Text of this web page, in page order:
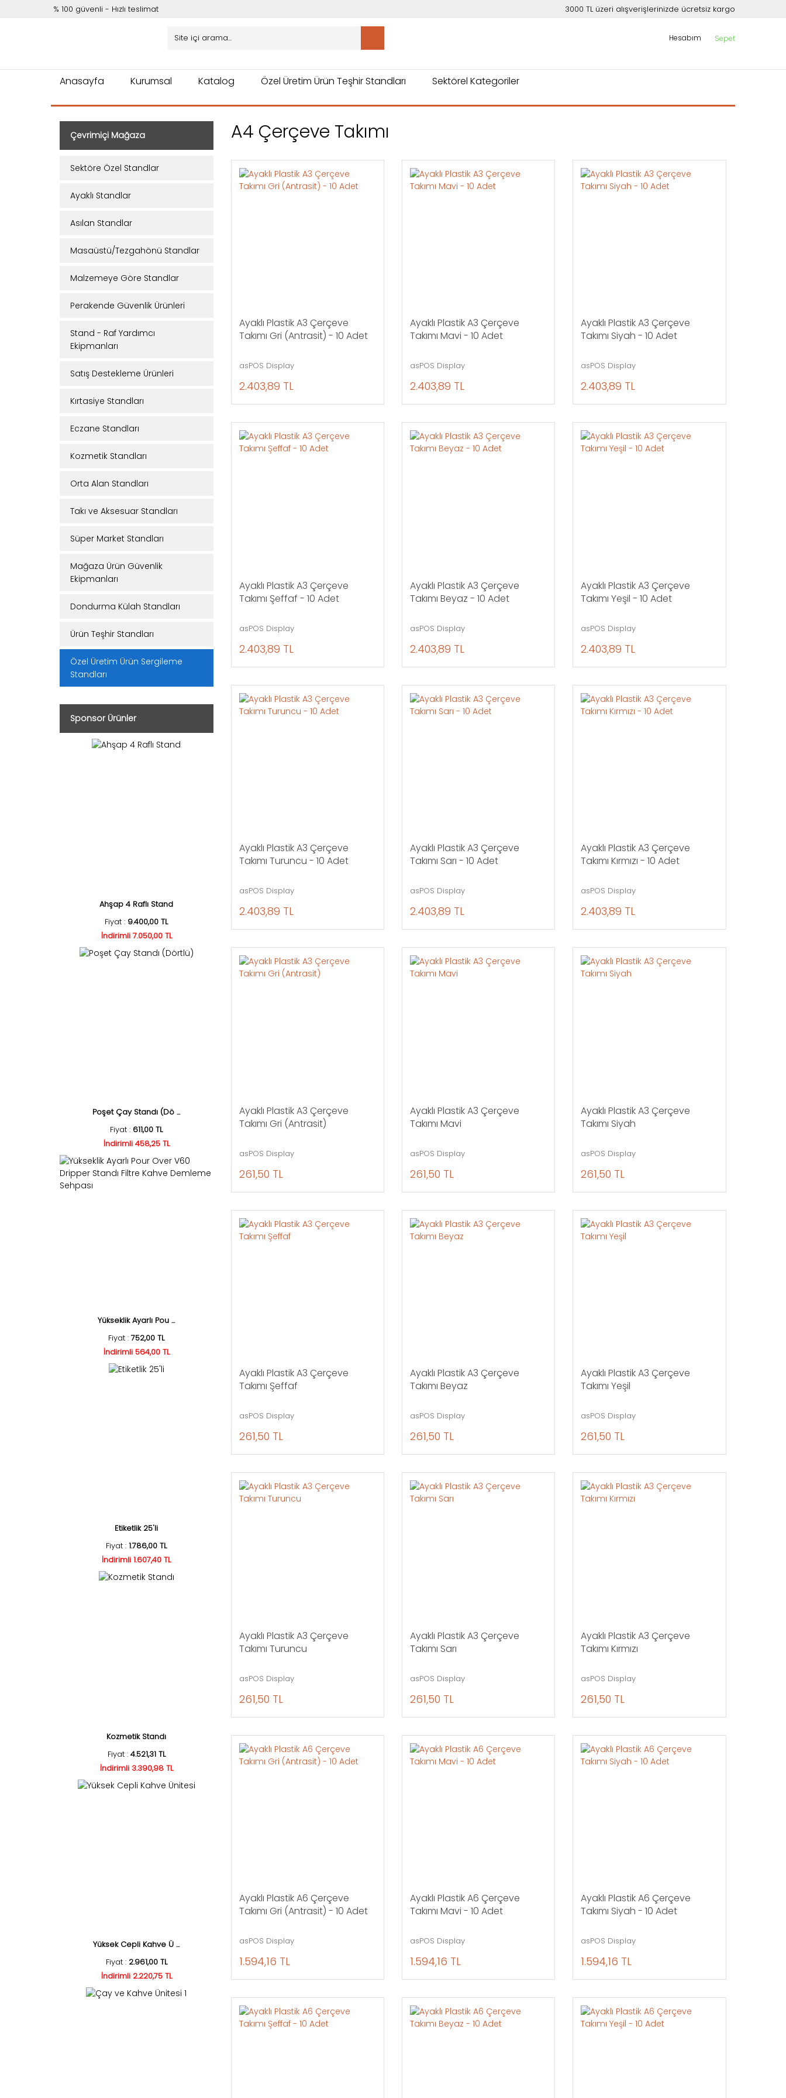
% 100 güvenli - Hızlı teslimat 3000 TL üzeri alışverişlerinizde ücretsiz kargo
Hesabım Sepet
Anasayfa Kurumsal Katalog Özel Üretim Ürün Teşhir Standları Sektörel Kategoriler
Çevrimiçi Mağaza
Sektöre Özel Standlar
Ayaklı Standlar
Asılan Standlar
Masaüstü/Tezgahönü Standlar
Malzemeye Göre Standlar
Perakende Güvenlik Ürünleri
Stand - Raf Yardımcı
Ekipmanları
Satış Destekleme Ürünleri
Kırtasiye Standları
Eczane Standları
Kozmetik Standları
Orta Alan Standları
Takı ve Aksesuar Standları
Süper Market Standları
Mağaza Ürün Güvenlik
Ekipmanları
Dondurma Külah Standları
Ürün Teşhir Standları
Özel Üretim Ürün Sergileme
Standları
Sponsor Ürünler
Ahşap 4 Raflı Stand
Fiyat : 9.400,00 TL
İndirimli 7.050,00 TL
Poşet Çay Standı (Dö ...
Fiyat : 611,00 TL
İndirimli 458,25 TL
Yükseklik Ayarlı Pou ...
Fiyat :752,00 TL
İndirimli 564,00 TL
Etiketlik 25'li
Fiyat :1.786,00 TL
İndirimli 1.607,40 TL
Kozmetik Standı
Fiyat : 4.521,31 TL
İndirimli 3.390,98 TL
Yüksek Cepli Kahve Ü ...
Fiyat : 2.961,00 TL
İndirimli 2.220,75 TL
A4 Çerçeve Takımı
Ayaklı Plastik A3 Çerçeve
Takımı Gri (Antrasit) - 10 Adet
asPOS Display
2.403,89 TL
Ayaklı Plastik A3 Çerçeve
Takımı Mavi - 10 Adet
asPOS Display
2.403,89 TL
Ayaklı Plastik A3 Çerçeve
Takımı Siyah - 10 Adet
asPOS Display
2.403,89 TL
Ayaklı Plastik A3 Çerçeve
Takımı Şeffaf - 10 Adet
asPOS Display
2.403,89 TL
Ayaklı Plastik A3 Çerçeve
Takımı Beyaz - 10 Adet
asPOS Display
2.403,89 TL
Ayaklı Plastik A3 Çerçeve
Takımı Yeşil - 10 Adet
asPOS Display
2.403,89 TL
Ayaklı Plastik A3 Çerçeve
Takımı Turuncu - 10 Adet
asPOS Display
2.403,89 TL
Ayaklı Plastik A3 Çerçeve
Takımı Sarı - 10 Adet
asPOS Display
2.403,89 TL
Ayaklı Plastik A3 Çerçeve
Takımı Kırmızı - 10 Adet
asPOS Display
2.403,89 TL
Ayaklı Plastik A3 Çerçeve
Takımı Gri (Antrasit)
asPOS Display
261,50 TL
Ayaklı Plastik A3 Çerçeve
Takımı Mavi
asPOS Display
261,50 TL
Ayaklı Plastik A3 Çerçeve
Takımı Siyah
asPOS Display
261,50 TL
Ayaklı Plastik A3 Çerçeve
Takımı Şeffaf
asPOS Display
261,50 TL
Ayaklı Plastik A3 Çerçeve
Takımı Beyaz
asPOS Display
261,50 TL
Ayaklı Plastik A3 Çerçeve
Takımı Yeşil
asPOS Display
261,50 TL
Ayaklı Plastik A3 Çerçeve
Takımı Turuncu
asPOS Display
261,50 TL
Ayaklı Plastik A3 Çerçeve
Takımı Sarı
asPOS Display
261,50 TL
Ayaklı Plastik A3 Çerçeve
Takımı Kırmızı
asPOS Display
261,50 TL
Ayaklı Plastik A6 Çerçeve
Takımı Gri (Antrasit) - 10 Adet
asPOS Display
1.594,16 TL
Ayaklı Plastik A6 Çerçeve
Takımı Mavi - 10 Adet
asPOS Display
1.594,16 TL
Ayaklı Plastik A6 Çerçeve
Takımı Siyah - 10 Adet
asPOS Display
1.594,16 TL